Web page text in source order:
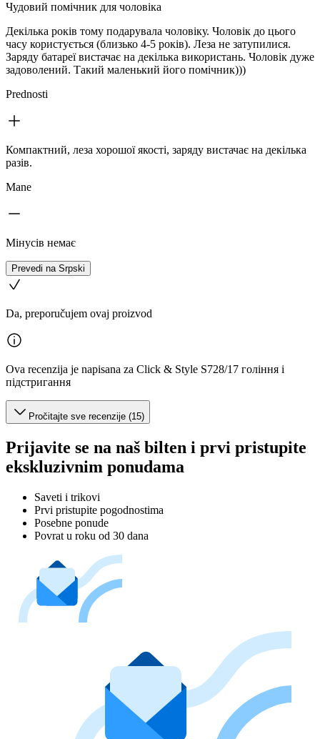
Чудовий помічник для чоловіка
Декілька років тому подарувала чоловіку. Чоловік до цього
часу користується (близько 4-5 років). Леза не затупилися.
Заряду батареї вистачає на декілька використань. Чоловік дуже
задоволений. Такий маленький його помічник)))
Prednosti
Компактний, леза хорошої якості, заряду вистачає на декілька
разів.
Mane
Мінусів немає
Prevedi na Srpski
Da, preporučujem ovaj proizvod
Ova recenzija je napisana za Click & Style S728/17 гоління і
підстригання
Pročitajte sve recenzije (15)
Prijavite se na naš bilten i prvi pristupite
ekskluzivnim ponudama
Saveti i trikovi
Prvi pristupite pogodnostima
Posebne ponude
Povrat u roku od 30 dana